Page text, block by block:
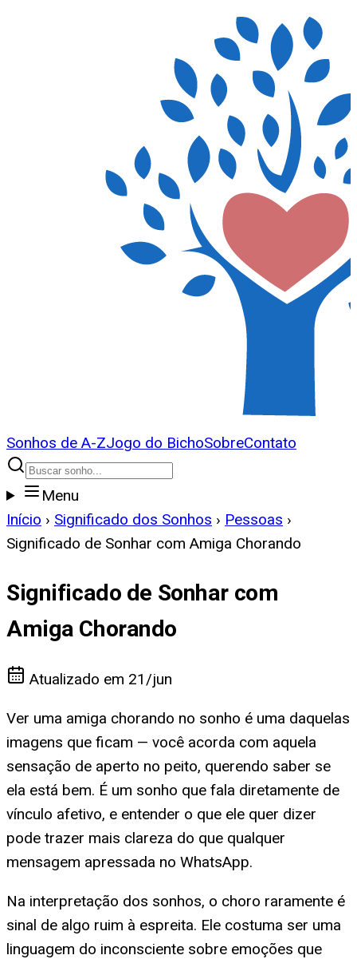
Sonhos de A-ZJogo do BichoSobreContato
Menu
Início › Significado dos Sonhos › Pessoas ›
Significado de Sonhar com Amiga Chorando
Significado de Sonhar com
Amiga Chorando
Atualizado em 21/jun
Ver uma amiga chorando no sonho é uma daquelas
imagens que ficam — você acorda com aquela
sensação de aperto no peito, querendo saber se
ela está bem. É um sonho que fala diretamente de
vínculo afetivo, e entender o que ele quer dizer
pode trazer mais clareza do que qualquer
mensagem apressada no WhatsApp.
Na interpretação dos sonhos, o choro raramente é
sinal de algo ruim à espreita. Ele costuma ser uma
linguagem do inconsciente sobre emoções que